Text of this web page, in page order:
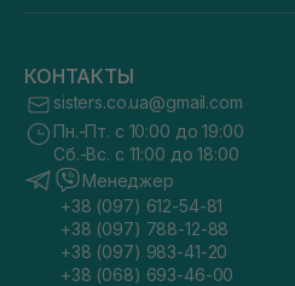
КОНТАКТЫ
sisters.co.ua@gmail.com
Пн.-Пт. с 10:00 до 19:00
Сб.-Вс. с 11:00 до 18:00
Менеджер
+38 (097) 612-54-81
+38 (097) 788-12-88
+38 (097) 983-41-20
+38 (068) 693-46-00